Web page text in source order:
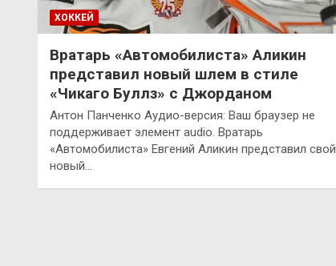
ХОККЕЙ
Вратарь «Автомобилиста» Аликин
представил новый шлем в стиле
«Чикаго Буллз» с Джорданом
Антон Панченко Аудио-версия: Ваш браузер не
поддерживает элемент audio. Вратарь
«Автомобилиста» Евгений Аликин представил свой
новый…